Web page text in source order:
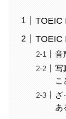
TOEIC
TOEIC
音
写
こ
ざ
あ